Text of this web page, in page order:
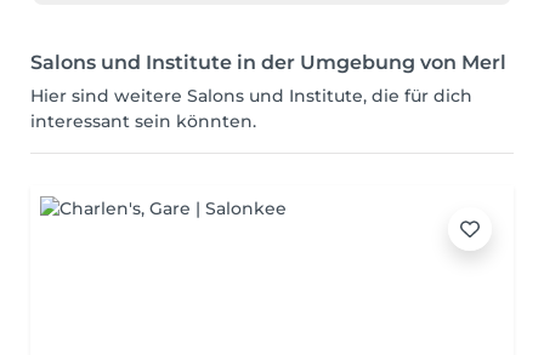
Salons und Institute in der Umgebung von Merl
Hier sind weitere Salons und Institute, die für dich
interessant sein könnten.